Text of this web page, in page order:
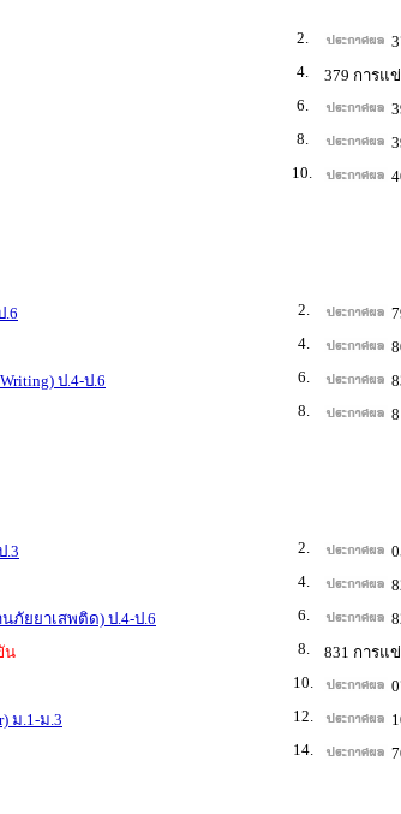
2.
4.
379 การแ
6.
8.
10.
.6 2.
4.
ป.4-ป.6 6.
8.
.3 2.
4.
นภัยยาเสพติด) ป.4-ป.6 6.
น 8. 831 การแ
10.
ม.1-ม.3 12.
14.